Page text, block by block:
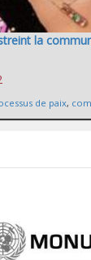
la
de paix,